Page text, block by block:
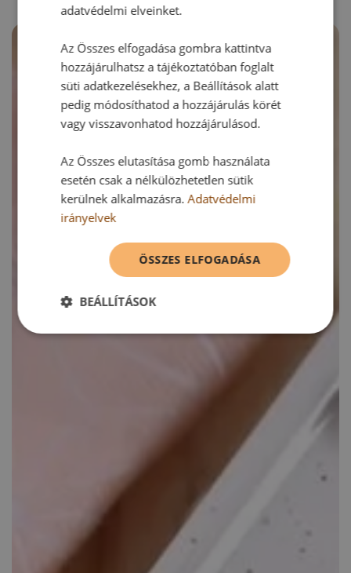
adatvédelmi elveinket.
Az Összes elfogadása gombra kattintva
hozzájárulhatsz a tájékoztatóban foglalt
süti adatkezelésekhez, a Beállítások alatt
pedig módosíthatod a hozzájárulás körét
vagy visszavonhatod hozzájárulásod.
Az Összes elutasítása gomb használata
esetén csak a nélkülözhetetlen sütik
kerülnek alkalmazásra.Adatvédelmi
irányelvek
ÖSSZES ELFOGADÁSA
BEÁLLÍTÁSOK